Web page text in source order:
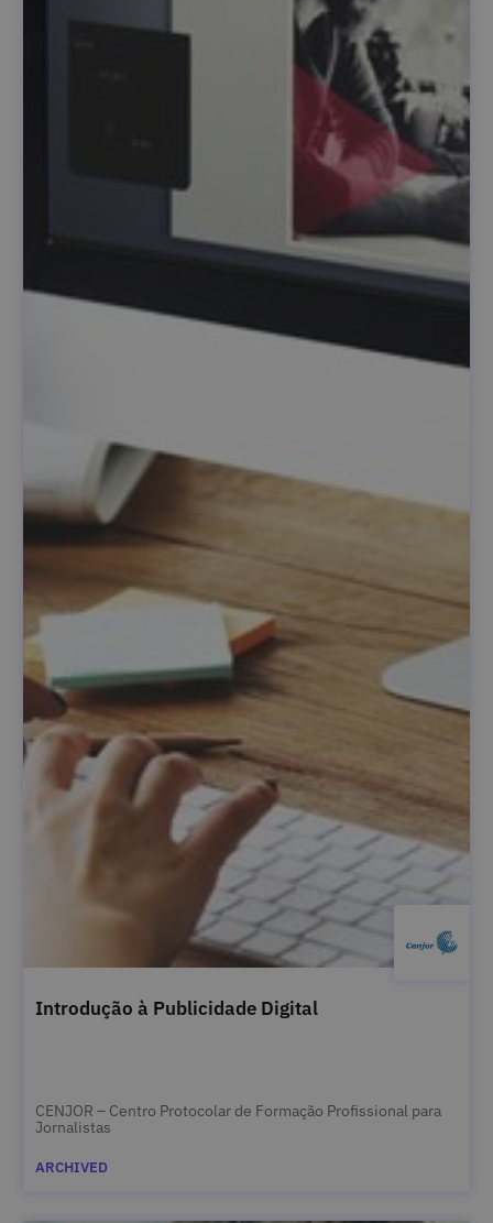
Introdução à Publicidade Digital
CENJOR – Centro Protocolar de Formação Profissional para
Jornalistas
ARCHIVED